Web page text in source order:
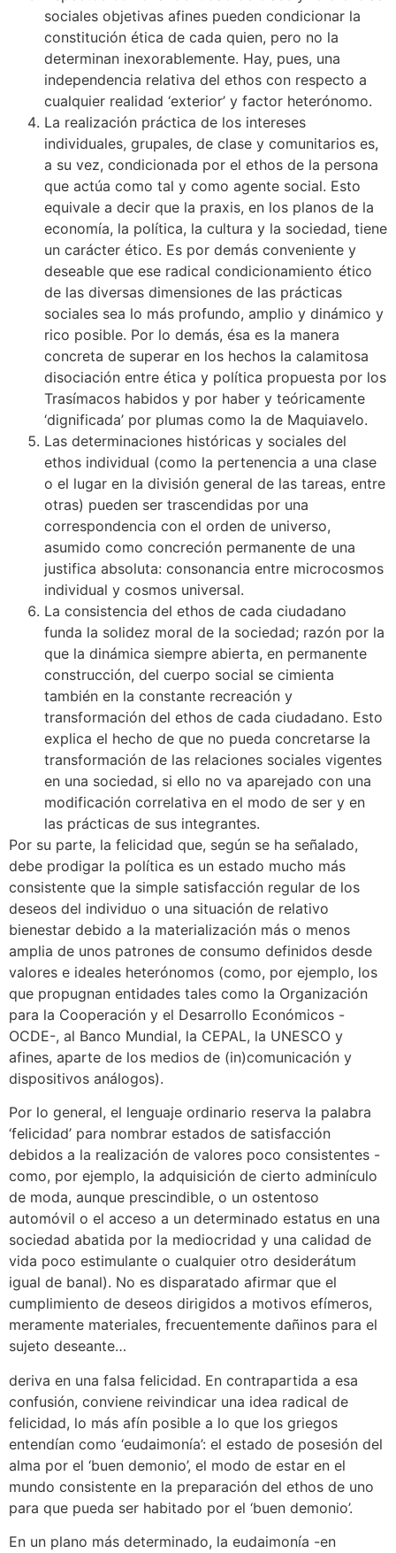
sociales objetivas afines pueden condicionar la
constitución ética de cada quien, pero no la
determinan inexorablemente. Hay, pues, una
independencia relativa del ethos con respecto a
cualquier realidad ‘exterior’ y factor heterónomo.
La realización práctica de los intereses
individuales, grupales, de clase y comunitarios es,
a su vez, condicionada por el ethos de la persona
que actúa como tal y como agente social. Esto
equivale a decir que la praxis, en los planos de la
economía, la política, la cultura y la sociedad, tiene
un carácter ético. Es por demás conveniente y
deseable que ese radical condicionamiento ético
de las diversas dimensiones de las prácticas
sociales sea lo más profundo, amplio y dinámico y
rico posible. Por lo demás, ésa es la manera
concreta de superar en los hechos la calamitosa
disociación entre ética y política propuesta por los
Trasímacos habidos y por haber y teóricamente
‘dignificada’ por plumas como la de Maquiavelo.
Las determinaciones históricas y sociales del
ethos individual (como la pertenencia a una clase
o el lugar en la división general de las tareas, entre
otras) pueden ser trascendidas por una
correspondencia con el orden de universo,
asumido como concreción permanente de una
justifica absoluta: consonancia entre microcosmos
individual y cosmos universal.
La consistencia del ethos de cada ciudadano
funda la solidez moral de la sociedad; razón por la
que la dinámica siempre abierta, en permanente
construcción, del cuerpo social se cimienta
también en la constante recreación y
transformación del ethos de cada ciudadano. Esto
explica el hecho de que no pueda concretarse la
transformación de las relaciones sociales vigentes
en una sociedad, si ello no va aparejado con una
modificación correlativa en el modo de ser y en
las prácticas de sus integrantes.
Por su parte, la felicidad que, según se ha señalado,
debe prodigar la política es un estado mucho más
consistente que la simple satisfacción regular de los
deseos del individuo o una situación de relativo
bienestar debido a la materialización más o menos
amplia de unos patrones de consumo definidos desde
valores e ideales heterónomos (como, por ejemplo, los
que propugnan entidades tales como la Organización
para la Cooperación y el Desarrollo Económicos -
OCDE-, al Banco Mundial, la CEPAL, la UNESCO y
afines, aparte de los medios de (in)comunicación y
dispositivos análogos).
Por lo general, el lenguaje ordinario reserva la palabra
‘felicidad’ para nombrar estados de satisfacción
debidos a la realización de valores poco consistentes -
como, por ejemplo, la adquisición de cierto adminículo
de moda, aunque prescindible, o un ostentoso
automóvil o el acceso a un determinado estatus en una
sociedad abatida por la mediocridad y una calidad de
vida poco estimulante o cualquier otro desiderátum
igual de banal). No es disparatado afirmar que el
cumplimiento de deseos dirigidos a motivos efímeros,
meramente materiales, frecuentemente dañinos para el
sujeto deseante…
deriva en una falsa felicidad. En contrapartida a esa
confusión, conviene reivindicar una idea radical de
felicidad, lo más afín posible a lo que los griegos
entendían como ‘eudaimonía’: el estado de posesión del
alma por el ‘buen demonio’, el modo de estar en el
mundo consistente en la preparación del ethos de uno
para que pueda ser habitado por el ‘buen demonio’.
En un plano más determinado, la eudaimonía -en